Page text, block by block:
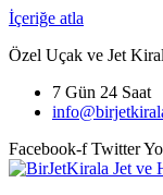
İçeriğe atla
Özel Uçak ve Jet
7 Gün 24 Saat
Facebook-f Twitter